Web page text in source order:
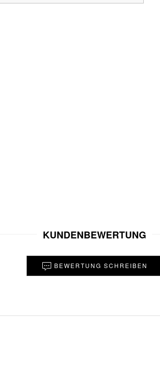
KUNDENBEWERTUNG
BEWERTUNG SCHREIBEN